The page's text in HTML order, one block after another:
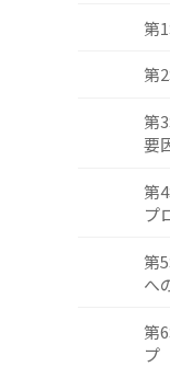
第
第
第
要
第
プ
第
へ
第
プ